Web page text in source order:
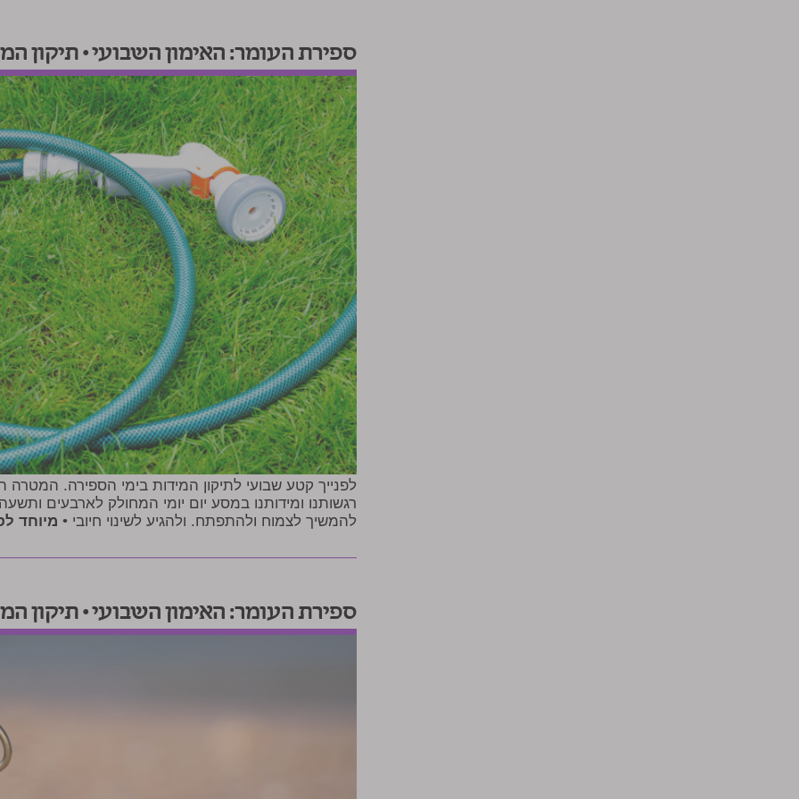
ספירת העומר: האימון השבועי • תיקון
לפנייך קטע שבועי לתיקון המידות בימי הספירה. המטרה
רגשותנו ומידותנו במסע יום יומי המחולק לארבעים
להמשיך לצמוח ולהתפתח. ולהגיע לשינוי חיובי • מיוחד
ספירת העומר: האימון השבועי • תיקון